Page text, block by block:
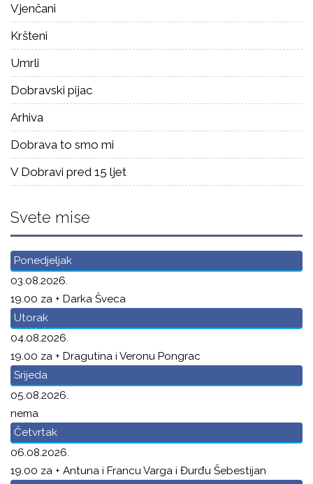
Vjenčani
Kršteni
Umrli
Dobravski pijac
Arhiva
Dobrava to smo mi
V Dobravi pred 15 ljet
Svete mise
Ponedjeljak
03.08.2026.
19.00 za + Darka Šveca
Utorak
04.08.2026.
19.00 za + Dragutina i Veronu Pongrac
Srijeda
05.08.2026.
nema
Četvrtak
06.08.2026.
19.00 za + Antuna i Francu Varga i Đurđu Šebestijan